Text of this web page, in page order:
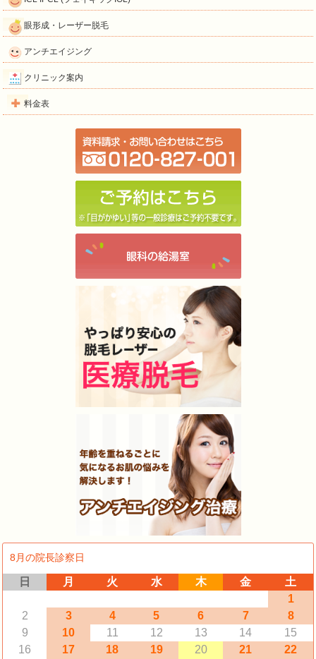
眼形成・レーザー脱毛
アンチエイジング
クリニック案内
料金表
8月の院長診察日
日 月 火 水 木 金
土
1
2
3 4 5 6 7
8
9
10 11 12 13 14
15
16
17 18 19 20 21
22